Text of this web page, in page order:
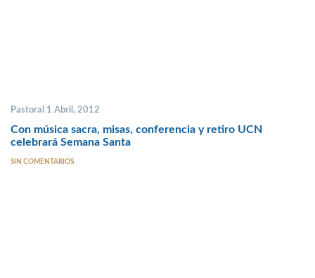
Pastoral 1 Abril, 2012
Con música sacra, misas, conferencia y retiro UCN
celebrará Semana Santa
SIN COMENTARIOS